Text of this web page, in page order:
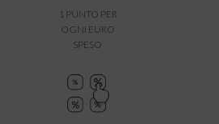
1 PUNTO PER
OGNI EURO
SPESO